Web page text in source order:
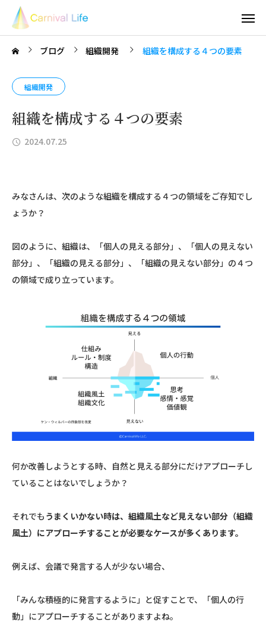
ブログ 組織開発 組織を構成する４つの要素
組織開発
組織を構成する４つの要素
2024.07.25
みなさんは、次のような組織を構成する４つの領域をご存知でし
ょうか？
図のように、組織は、「個人の見える部分」、「個人の見えない
部分」、「組織の見える部分」、「組織の見えない部分」の４つ
の領域で成り立っています。
何か改善しようとする時、自然と見える部分にだけアプローチし
ていることはないでしょうか？
それでも うまくいかない時は、組織風土など見えない部分（組織
風土）にアプローチすることが必要なケースが多くあります。
例えば、会議で発言する人が少ない場合、
「みんな積極的に発言するように」と促すことで、「個人の行
動」にアプローチすることがありますよね。